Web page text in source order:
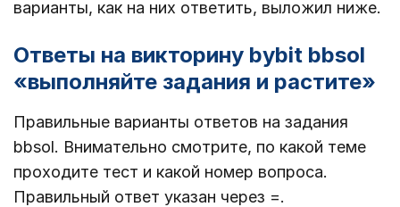
варианты, как на них ответить, выложил ниже.
Ответы на викторину bybit bbsol
«выполняйте задания и растите»
Правильные варианты ответов на задания
bbsol. Внимательно смотрите, по какой теме
проходите тест и какой номер вопроса.
Правильный ответ указан через =.